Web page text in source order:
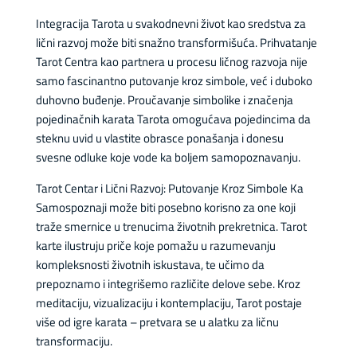
Integracija Tarota u svakodnevni život kao sredstva za
lični razvoj može biti snažno transformišuća. Prihvatanje
Tarot Centra kao partnera u procesu ličnog razvoja nije
samo fascinantno putovanje kroz simbole, već i duboko
duhovno buđenje. Proučavanje simbolike i značenja
pojedinačnih karata Tarota omogućava pojedincima da
steknu uvid u vlastite obrasce ponašanja i donesu
svesne odluke koje vode ka boljem samopoznavanju.
Tarot Centar i Lični Razvoj: Putovanje Kroz Simbole Ka
Samospoznaji može biti posebno korisno za one koji
traže smernice u trenucima životnih prekretnica. Tarot
karte ilustruju priče koje pomažu u razumevanju
kompleksnosti životnih iskustava, te učimo da
prepoznamo i integrišemo različite delove sebe. Kroz
meditaciju, vizualizaciju i kontemplaciju, Tarot postaje
više od igre karata – pretvara se u alatku za ličnu
transformaciju.